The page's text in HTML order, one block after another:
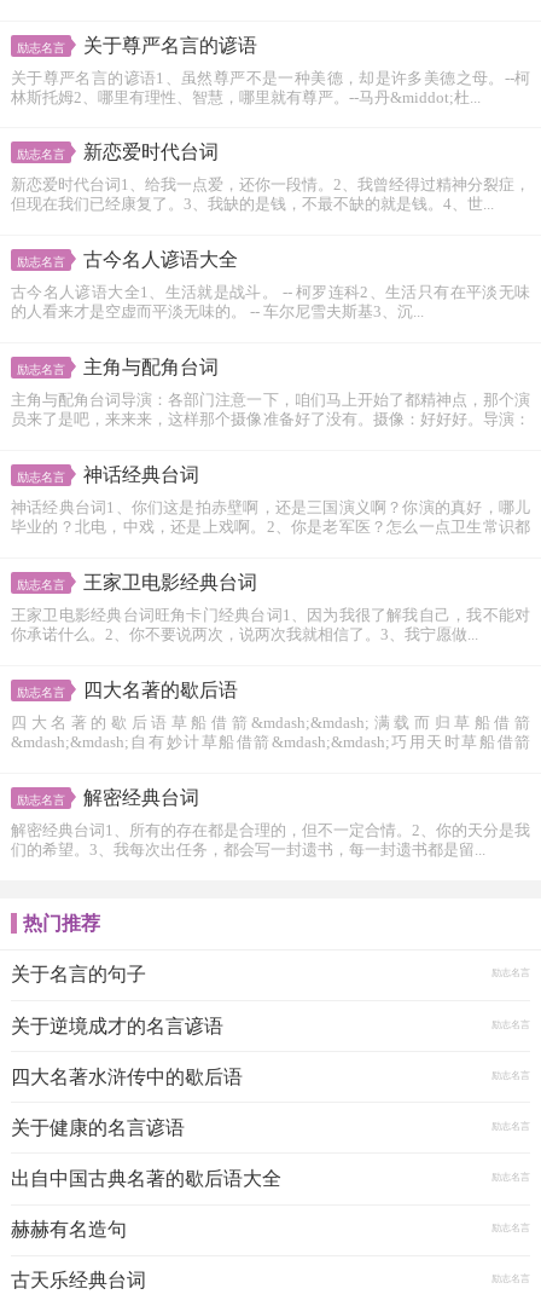
励志名言 关于尊严名言的谚语
关于尊严名言的谚语1、虽然尊严不是一种美德，却是许多美德之母。--柯
林斯托姆2、哪里有理性、智慧，哪里就有尊严。--马丹&middot;杜...
励志名言 新恋爱时代台词
新恋爱时代台词1、给我一点爱，还你一段情。2、我曾经得过精神分裂症，
但现在我们已经康复了。3、我缺的是钱，不最不缺的就是钱。4、世...
励志名言 古今名人谚语大全
古今名人谚语大全1、生活就是战斗。 -- 柯罗连科2、生活只有在平淡无味
的人看来才是空虚而平淡无味的。 -- 车尔尼雪夫斯基3、沉...
励志名言 主角与配角台词
主角与配角台词导演：各部门注意一下，咱们马上开始了都精神点，那个演
员来了是吧，来来来，这样那个摄像准备好了没有。摄像：好好好。导演：
励志名言 神话经典台词
神话经典台词1、你们这是拍赤壁啊，还是三国演义啊？你演的真好，哪儿
毕业的？北电，中戏，还是上戏啊。2、你是老军医？怎么一点卫生常识都
励志名言 王家卫电影经典台词
王家卫电影经典台词旺角卡门经典台词1、因为我很了解我自己，我不能对
你承诺什么。2、你不要说两次，说两次我就相信了。3、我宁愿做...
励志名言 四大名著的歇后语
四大名著的歇后语草船借箭&mdash;&mdash;满载而归草船借箭
&mdash;&mdash;自有妙计草船借箭&mdash;&mdash;巧用天时草船借箭
励志名言 解密经典台词
解密经典台词1、所有的存在都是合理的，但不一定合情。2、你的天分是我
们的希望。3、我每次出任务，都会写一封遗书，每一封遗书都是留...
热门推荐
关于名言的句子 励志名言
关于逆境成才的名言谚语 励志名言
四大名著水浒传中的歇后语 励志名言
关于健康的名言谚语 励志名言
出自中国古典名著的歇后语大全 励志名言
赫赫有名造句 励志名言
古天乐经典台词 励志名言